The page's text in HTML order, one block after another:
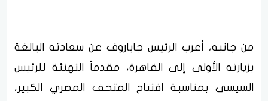
من جانبه، أعرب الرئيس جاباروف عن سعادته البالغة
بزيارته الأولى إلى القاهرة، مقدماً التهنئة للرئيس
السيسى بمناسبة افتتاح المتحف المصري الكبير،